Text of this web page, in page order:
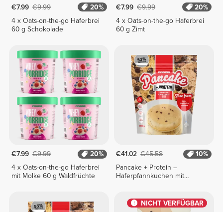
€7.99 €9.99
20%
4 x Oats-on-the-go Haferbrei
60 g Schokolade
€7.99 €9.99
20%
4 x Oats-on-the-go Haferbrei
60 g Zimt
€7.99 €9.99
20%
4 x Oats-on-the-go Haferbrei
mit Molke 60 g Waldfrüchte
€41.02 €45.58
10%
Pancake + Protein –
Haferpfannkuchen mit
NICHT VERFÜGBAR